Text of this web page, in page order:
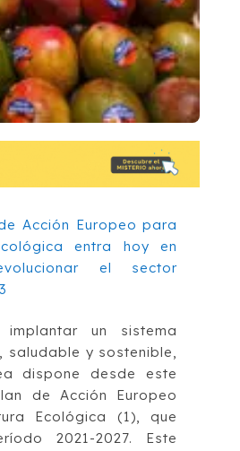
un sistema
saludable y sostenible,
dispone desde este
de Acción Europeo
Ecológica (1), que
2021-2027. Este